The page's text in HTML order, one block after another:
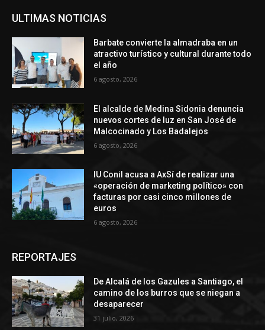
ULTIMAS NOTICIAS
Barbate convierte la almadraba en un
atractivo turístico y cultural durante todo
el año
6 agosto, 2026
El alcalde de Medina Sidonia denuncia
nuevos cortes de luz en San José de
Malcocinado y Los Badalejos
6 agosto, 2026
IU Conil acusa a AxSí de realizar una
«operación de marketing político» con
facturas por casi cinco millones de
euros
6 agosto, 2026
REPORTAJES
De Alcalá de los Gazules a Santiago, el
camino de los burros que se niegan a
desaparecer
31 julio, 2026